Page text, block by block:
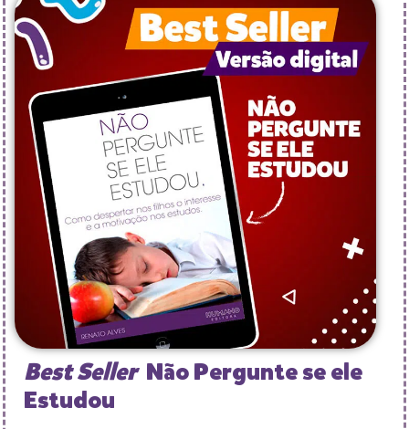
Best SellerNão Pergunte se ele
Estudou